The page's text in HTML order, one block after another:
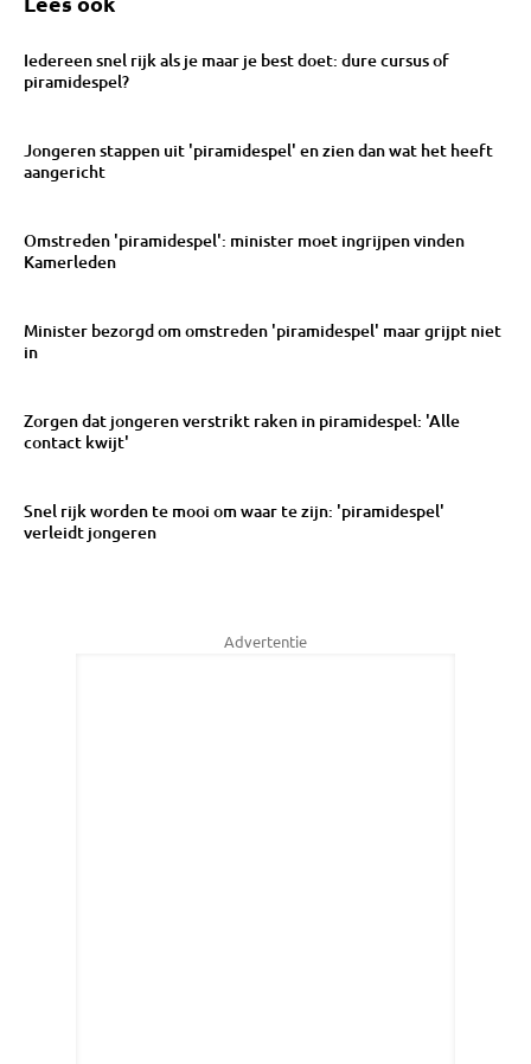
Iedereen snel rijk als je maar je best doet: dure cursus of
piramidespel?
Jongeren stappen uit 'piramidespel' en zien dan wat het heeft
aangericht
Omstreden 'piramidespel': minister moet ingrijpen vinden
Kamerleden
Minister bezorgd om omstreden 'piramidespel' maar grijpt niet
in
Zorgen dat jongeren verstrikt raken in piramidespel: 'Alle
contact kwijt'
Snel rijk worden te mooi om waar te zijn: 'piramidespel'
verleidt jongeren
Advertentie